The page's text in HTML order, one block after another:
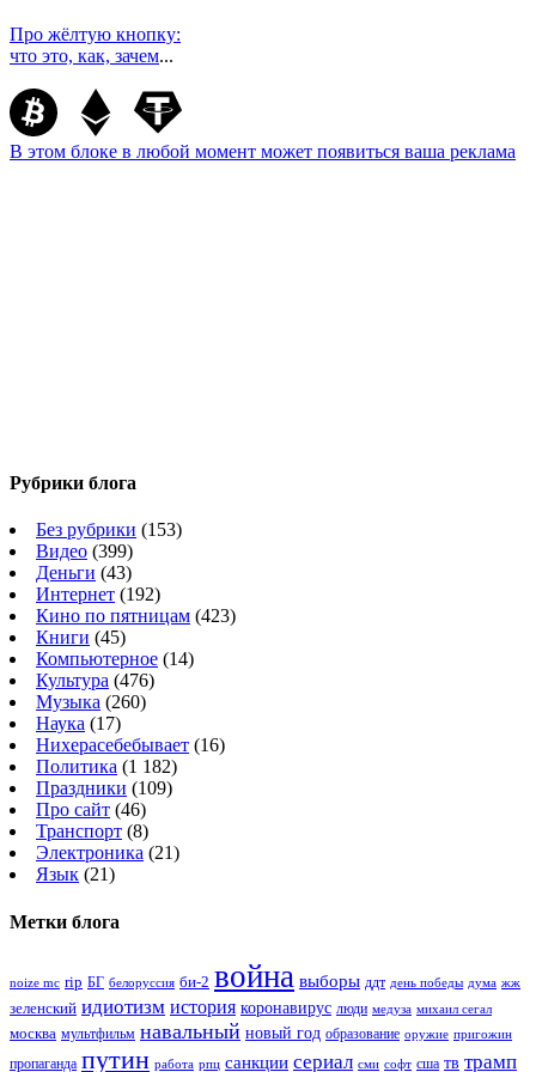
Про жёлтую кнопку:
что это, как, зачем...
В этом блоке в любой момент может появиться ваша реклама
Рубрики блога
Без рубрики (153)
Видео (399)
Деньги (43)
Интернет (192)
Кино по пятницам (423)
Книги (45)
Компьютерное (14)
Культура (476)
Музыка (260)
Наука (17)
Нихерасебебывает (16)
Политика (1 182)
Праздники (109)
Про сайт (46)
Транспорт (8)
Электроника (21)
Язык (21)
Метки блога
noize mc rip БГ белоруссия би-2 война выборы ддт день победы дума жж
зеленский идиотизм история коронавирус люди медуза михаил сегал
москва мультфильм навальный новый год образование оружие пригожин
пропаганда путин работа рпц санкции сериал сми софт сша тв трамп